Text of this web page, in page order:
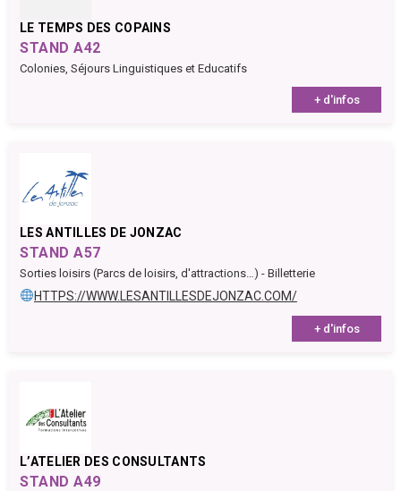
LE TEMPS DES COPAINS
STAND A42
Colonies, Séjours Linguistiques et Educatifs
+ d'infos
LES ANTILLES DE JONZAC
STAND A57
Sorties loisirs (Parcs de loisirs, d'attractions…) - Billetterie
HTTPS://WWW.LESANTILLESDEJONZAC.COM/
+ d'infos
L’ATELIER DES CONSULTANTS
STAND A49